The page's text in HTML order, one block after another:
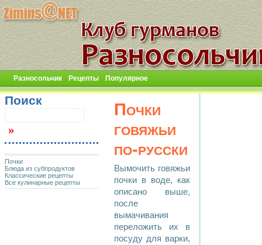
Разносольчик Рецепты Популярное
Почки
говяжьи
по-русски
Вымочить говяжьи
почки в воде, как
описано выше,
после
вымачивания
переложить их в
посуду для варки,
Поиск
Почки
Блюда из субпродуктов
Классические рецепты
Все кулинарные рецепты